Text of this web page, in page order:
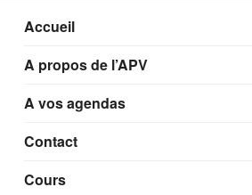
Accueil
A propos de l’APV
A vos agendas
Contact
Cours